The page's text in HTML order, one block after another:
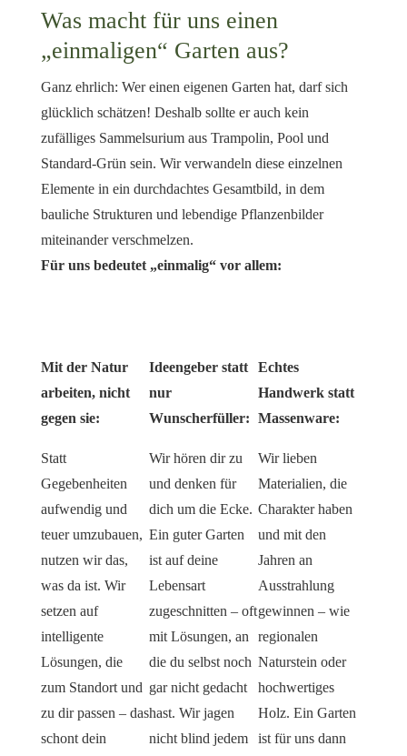
Was macht für uns einen
„einmaligen“ Garten aus?
Ganz ehrlich: Wer einen eigenen Garten hat, darf sich
glücklich schätzen! Deshalb sollte er auch kein
zufälliges Sammelsurium aus Trampolin, Pool und
Standard-Grün sein. Wir verwandeln diese einzelnen
Elemente in ein durchdachtes Gesamtbild, in dem
bauliche Strukturen und lebendige Pflanzenbilder
miteinander verschmelzen.
Für uns bedeutet „einmalig“ vor allem:
Mit der Natur
arbeiten, nicht
gegen sie:
Statt
Gegebenheiten
aufwendig und
teuer umzubauen,
nutzen wir das,
was da ist. Wir
setzen auf
intelligente
Lösungen, die
zum Standort und
zu dir passen – das
schont dein
Ideengeber statt
nur
Wunscherfüller:
Wir hören dir zu
und denken für
dich um die Ecke.
Ein guter Garten
ist auf deine
Lebensart
zugeschnitten – oft
mit Lösungen, an
die du selbst noch
gar nicht gedacht
hast. Wir jagen
nicht blind jedem
Echtes
Handwerk statt
Massenware:
Wir lieben
Materialien, die
Charakter haben
und mit den
Jahren an
Ausstrahlung
gewinnen – wie
regionalen
Naturstein oder
hochwertiges
Holz. Ein Garten
ist für uns dann